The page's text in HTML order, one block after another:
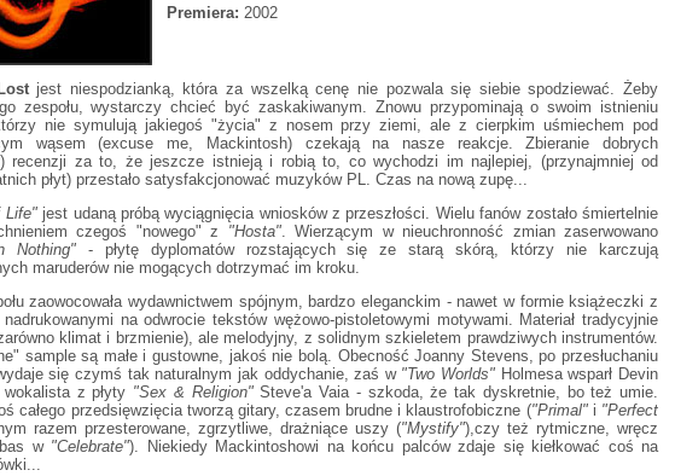
Premiera: 2002
jest niespodzianką, która za wszelką cenę nie pozwala się siebie spodziewać. Żeby
zespołu, wystarczy chcieć być zaskakiwanym. Znowu przypominają o swoim istnieniu
nie symulują jakiegoś "życia" z nosem przy ziemi, ale z cierpkim uśmiechem pod
wąsem (excuse me, Mackintosh) czekają na nasze reakcje. Zbieranie dobrych
recenzji za to, że jeszcze istnieją i robią to, co wychodzi im najlepiej, (przynajmniej od
płyt) przestało satysfakcjonować muzyków PL. Czas na nową zupę...
Life"jest udaną próbą wyciągnięcia wniosków z przeszłości. Wielu fanów zostało śmiertelnie
czegoś "nowego" z "Hosta". Wierzącym w nieuchronność zmian zaserwowano
Nothing"- płytę dyplomatów rozstających się ze starą skórą, którzy nie karczują
maruderów nie mogących dotrzymać im kroku.
zaowocowała wydawnictwem spójnym, bardzo eleganckim - nawet w formie książeczki z
nadrukowanymi na odwrocie tekstów wężowo-pistoletowymi motywami. Materiał tradycyjnie
klimat i brzmienie), ale melodyjny, z solidnym szkieletem prawdziwych instrumentów.
sample są małe i gustowne, jakoś nie bolą. Obecność Joanny Stevens, po przesłuchaniu
się czymś tak naturalnym jak oddychanie, zaś w "Two Worlds" Holmesa wsparł Devin
wokalista z płyty "Sex & Religion"Steve'a Vaia - szkoda, że tak dyskretnie, bo też umie.
całego przedsięwzięcia tworzą gitary, czasem brudne i klaustrofobiczne ("Primal"i "Perfect
razem przesterowane, zgrzytliwe, drażniące uszy ("Mystify"),czy też rytmiczne, wręcz
w "Celebrate"). Niekiedy Mackintoshowi na końcu palców zdaje się kiełkować coś na